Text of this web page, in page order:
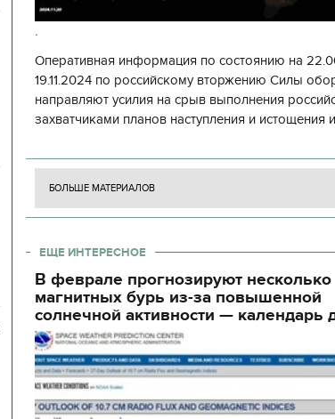
.
Оперативная информация по состоянию на
19.11.2024 по российскому вторжению Силы
направляют усилия на срыв выполнения
захватчиками планов наступления и истощения
боевых ст
БОЛЬШЕ МАТЕРИАЛОВ
ЕЩЕ ИНТЕРЕСНОЕ
В феврале прогнозируют несколько
магнитных бурь из-за повышенной
солнечной активности — календарь